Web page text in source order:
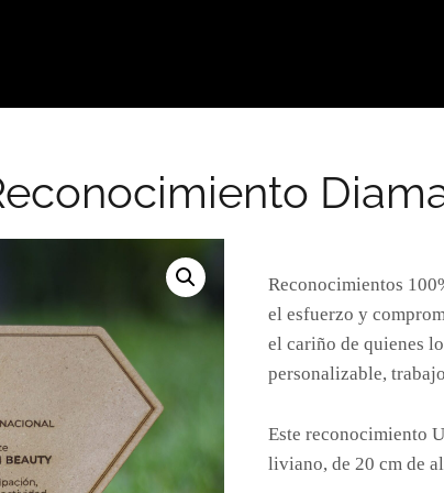
Reconocimientos
el esfuerzo y
el cariño de quienes
personalizable,
Este reconocimiento
liviano, de 20 cm de